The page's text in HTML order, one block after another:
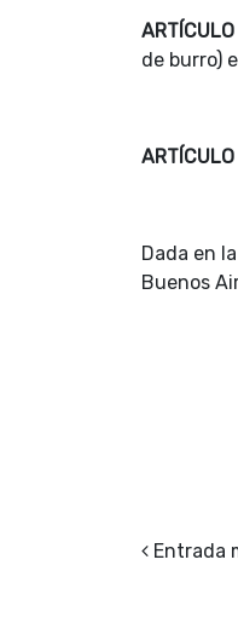
ARTÍCULO
de burro)
ARTÍCULO
Dada en
Buenos
Entrada